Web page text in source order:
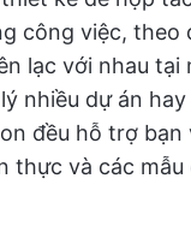
công việc, theo
lạc với nhau tại
nhiều dự án
đều hỗ trợ bạn
thực và các mẫu